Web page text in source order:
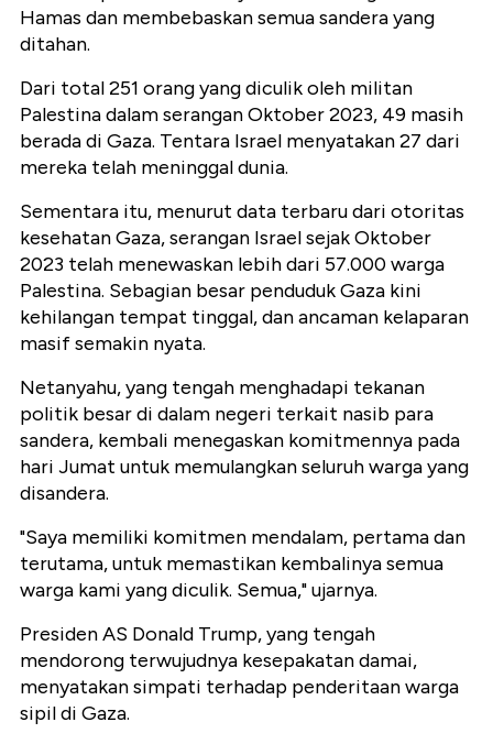
Hamas dan membebaskan semua sandera yang
ditahan.
Dari total 251 orang yang diculik oleh militan
Palestina dalam serangan Oktober 2023, 49 masih
berada di Gaza. Tentara Israel menyatakan 27 dari
mereka telah meninggal dunia.
Sementara itu, menurut data terbaru dari otoritas
kesehatan Gaza, serangan Israel sejak Oktober
2023 telah menewaskan lebih dari 57.000 warga
Palestina. Sebagian besar penduduk Gaza kini
kehilangan tempat tinggal, dan ancaman kelaparan
masif semakin nyata.
Netanyahu, yang tengah menghadapi tekanan
politik besar di dalam negeri terkait nasib para
sandera, kembali menegaskan komitmennya pada
hari Jumat untuk memulangkan seluruh warga yang
disandera.
"Saya memiliki komitmen mendalam, pertama dan
terutama, untuk memastikan kembalinya semua
warga kami yang diculik. Semua," ujarnya.
Presiden AS Donald Trump, yang tengah
mendorong terwujudnya kesepakatan damai,
menyatakan simpati terhadap penderitaan warga
sipil di Gaza.